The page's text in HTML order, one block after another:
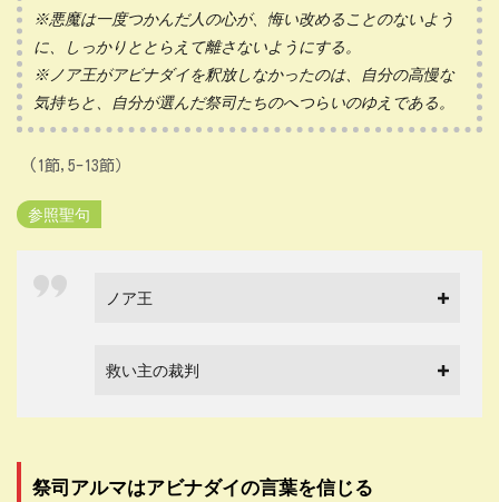
※悪魔は一度つかんだ人の心が、悔い改めることのないよう
に、しっかりととらえて離さないようにする。
※ノア王がアビナダイを釈放しなかったのは、自分の高慢な
気持ちと、自分が選んだ祭司たちのへつらいのゆえである。
(1節,5-13節）
参照聖句
ノア王
救い主の裁判
祭司アルマはアビナダイの言葉を信じる